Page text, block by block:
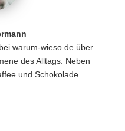
warum-wieso.de über
des Alltags. Neben
und Schokolade.